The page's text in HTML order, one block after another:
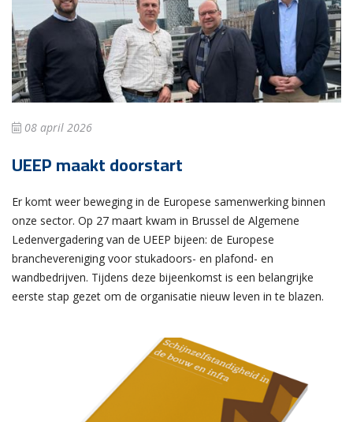
08 april 2026
UEEP maakt doorstart
Er komt weer beweging in de Europese samenwerking binnen
onze sector. Op 27 maart kwam in Brussel de Algemene
Ledenvergadering van de UEEP bijeen: de Europese
branchevereniging voor stukadoors- en plafond- en
wandbedrijven. Tijdens deze bijeenkomst is een belangrijke
eerste stap gezet om de organisatie nieuw leven in te blazen.